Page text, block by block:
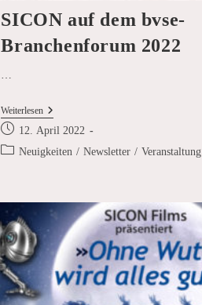
SICON auf dem bvse-
Branchenforum 2022
WeiterlesenSICON
Dem
Bvse-
Branchenforum
Beitrag
veröffentlicht:
12. April 2022
Beitrags-
Neuigkeiten / Newsletter / Veranstaltung